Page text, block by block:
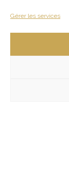
Gérer les services
26 hectares,
the
« La